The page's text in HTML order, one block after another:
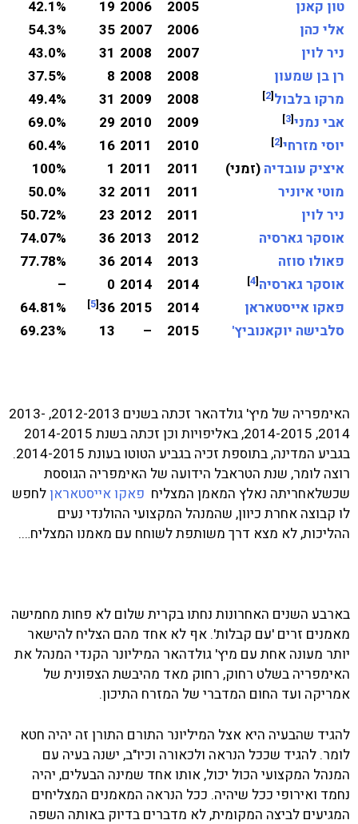
טון קאנן
2005
2006
19
42.1%
אלי כהן
2006
2007
35
54.3%
ניר לוין
2007
2008
31
43.0%
רן בן שמעון
2008
2008
8
37.5%
מרקו בלבול[
2
]
2008
2009
31
49.4%
אבי נמני[
3
]
2009
2010
29
69.0%
יוסי מזרחי[
2
]
2010
2011
16
60.4%
איציק עובדיה (זמני)
2011
2011
1
100%
מוטי איוניר
2011
2011
32
50.0%
ניר לוין
2011
2012
23
50.72%
אוסקר גארסיה
2012
2013
36
74.07%
פאולו סוזה
2013
2014
36
77.78%
אוסקר גארסיה[
4
]
2014
2014
0
–
פאקו אייסטאראן
2014
2015
36
[
5
]
64.81%
סלבישה יוקאנוביץ'
2015
–
13
69.23%
האימפריה של מיץ' גולדהאר זכתה בשנים 2012-2013, 2013-
2014, 2014-2015, באליפויות וכן זכתה בשנת 2014-2015
בגביע המדינה, בתוספת זכיה בגביע הטוטו בעונת 2014-2015.
רוצה לומר, שנת הטראבל הידועה של האימפריה הגוססת
שכשלאחריתה נאלץ המאמן המצליח פאקו אייסטאראןלחפש
לו קבוצה אחרת כיוון, שהמנהל המקצועי ההולנדי נעים
ההליכות, לא מצא דרך משותפת לשוחח עם מאמנו המצליח….
בארבע השנים האחרונות נחתו בקרית שלום לא פחות מחמישה
מאמנים זרים 'עם קבלות'. אף לא אחד מהם הצליח להישאר
יותר מעונה אחת עם מיץ' גולדהאר המיליונר הקנדי המנהל את
האימפריה בשלט רחוק, רחוק מאד מהיבשת הצפונית של
אמריקה ועד החום המדברי של המזרח התיכון.
להגיד שהבעיה היא אצל המיליונר התורם התורן זה יהיה חטא
לומר. להגיד שככל הנראה ולכאורה וכיו"ב, ישנה בעיה עם
המנהל המקצועי הכול יכול, אותו אחד שמינה הבעלים, יהיה
נחמד ואירופי ככל שיהיה. ככל הנראה המאמנים המצליחים
המגיעים לביצה המקומית, לא מדברים בדיוק באותה השפה